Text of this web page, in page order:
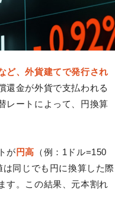
ど、外貨建てで発行され
還金が外貨で支払われる
レートによって、円換算
が 円高 （例：1ドル=150
同じでも円に換算した際
す。この結果、元本割れ